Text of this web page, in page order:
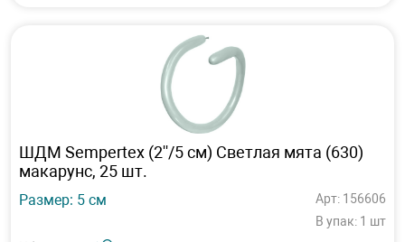
ШДМ Sempertex (2''/5 см) Светлая мята (630)
макарунс, 25 шт.
Размер: 5 см
Арт: 156606
В упак: 1 шт